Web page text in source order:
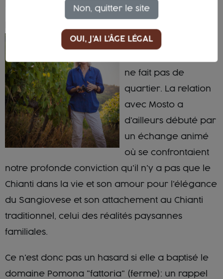
Monica Raspi est une
ne fait pas de
quartier. La relation
avec Mosto a
d'ailleurs débuté par
un échange animé
où se confrontaient
notre profonde conviction qu'il n'y a pas que le
Chianti dans la vie et son amour pour l'élégance
du Sangiovese et son attachement au Chianti
traditionnel, celui des réalités paysannes
familiales.
Ce n'est donc pas un hasard si elle a baptisé le
domaine Pomona "fattoria" (ferme): un rappel
Non, quitter le site
OUI, J'AI L'ÂGE LÉGAL